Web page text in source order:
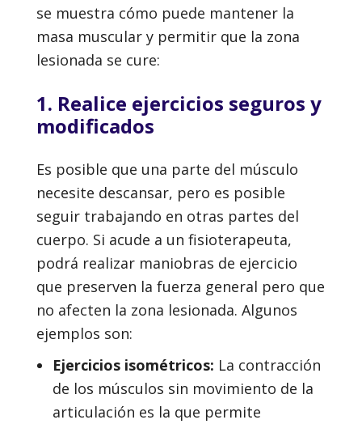
se muestra cómo puede mantener la
masa muscular y permitir que la zona
lesionada se cure:
1. Realice ejercicios seguros y
modificados
Es posible que una parte del músculo
necesite descansar, pero es posible
seguir trabajando en otras partes del
cuerpo. Si acude a un fisioterapeuta,
podrá realizar maniobras de ejercicio
que preserven la fuerza general pero que
no afecten la zona lesionada. Algunos
ejemplos son:
Ejercicios isométricos: La contracción
de los músculos sin movimiento de la
articulación es la que permite